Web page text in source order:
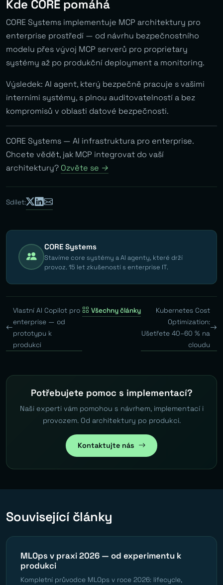
Kde CORE pomáhá
CORE Systems implementuje MCP architektury pro
enterprise prostředí — od návrhu bezpečnostního
modelu přes vývoj MCP serverů pro proprietary
systémy až po produkční deployment a monitoring.
Výsledek: AI agent, který bezpečně pracuje s vašimi
interními systémy, s plnou auditovatelností a bez
kompromisů v oblasti datové bezpečnosti.
CORE Systems — AI infrastruktura pro enterprise.
Chcete vědět, jak MCP integrovat do vaší
architektury? Ozvěte se →
Sdílet:
CORE Systems
Stavíme core systémy a AI agenty, které drží
provoz. 15 let zkušeností s enterprise IT.
Vlastní AI Copilot pro
enterprise — od
prototypu k
produkci
Všechny články
Kubernetes Cost
Optimization:
Ušetřete 40–60 % na
cloudu
Potřebujete pomoc s implementací?
Naši experti vám pomohou s návrhem, implementací i
provozem. Od architektury po produkci.
Kontaktujte nás
Související články
MLOps v praxi 2026 — od experimentu k
produkci
Kompletní průvodce MLOps v roce 2026: lifecycle,